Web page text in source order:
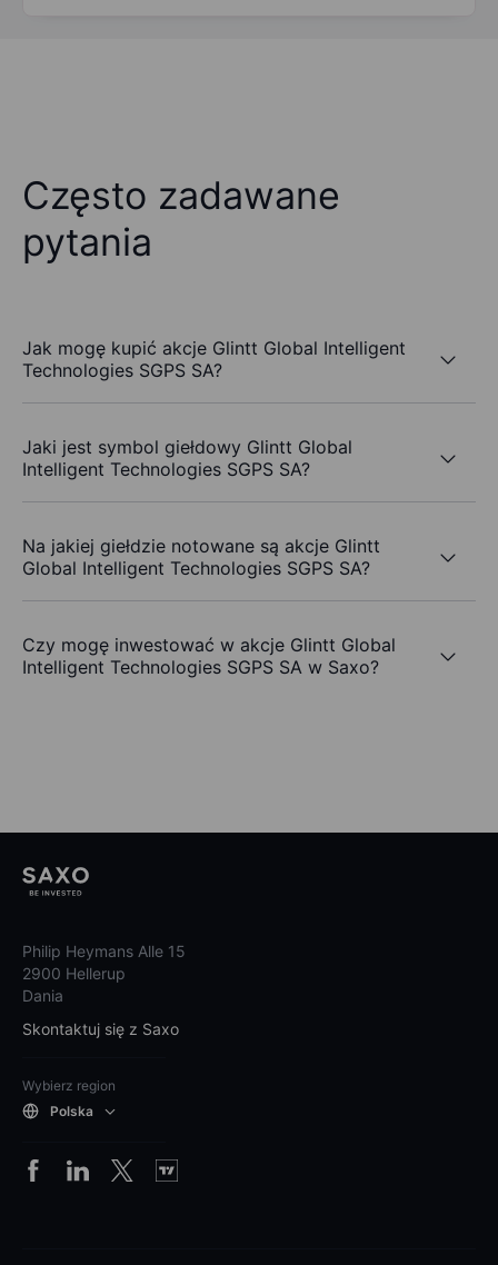
Często zadawane
pytania
Jak mogę kupić akcje Glintt Global Intelligent
Technologies SGPS SA?
Jaki jest symbol giełdowy Glintt Global
Intelligent Technologies SGPS SA?
Na jakiej giełdzie notowane są akcje Glintt
Global Intelligent Technologies SGPS SA?
Czy mogę inwestować w akcje Glintt Global
Intelligent Technologies SGPS SA w Saxo?
Philip Heymans Alle 15
2900 Hellerup
Dania
Skontaktuj się z Saxo
Wybierz region
Polska